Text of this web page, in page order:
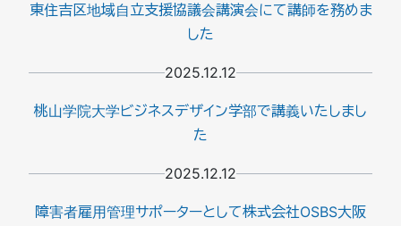
東住吉区地域自立支援協議会講演会にて講師を務めま
した
2025.12.12
桃山学院大学ビジネスデザイン学部で講義いたしまし
た
2025.12.12
障害者雇用管理サポーターとして株式会社OSBS大阪